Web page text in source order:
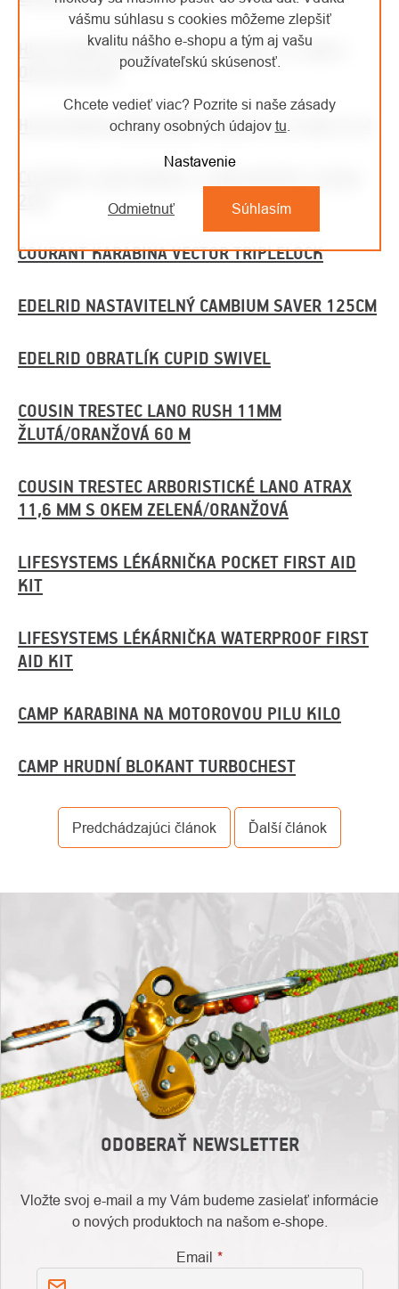
vášmu súhlasu s cookies môžeme zlepšiť
kvalitu nášho e-shopu a tým aj vašu
používateľskú skúsenosť.
Chcete vedieť viac? Pozrite si naše zásady
ochrany osobných údajov tu
Nastavenie
Odmietnuť Súhlasím
HUSQVARNA ARBORISTICKÉ LANO 11,5 MM S
HUSQVARNA NAHAZOVACÍ LANKO 1,75 MM 55 M
COURANT KARABINA VECTOR TRIPLELOCK
EDELRID NASTAVITELNÝ CAMBIUM SAVER 125CM
EDELRID OBRATLÍK CUPID SWIVEL
COUSIN TRESTEC LANO RUSH 11MM
ŽLUTÁ/ORANŽOVÁ 60 M
COUSIN TRESTEC ARBORISTICKÉ LANO ATRAX
11,6 MM S OKEM ZELENÁ/ORANŽOVÁ
LIFESYSTEMS LÉKÁRNIČKA POCKET FIRST AID
KIT
LIFESYSTEMS LÉKÁRNIČKA WATERPROOF FIRST
AID KIT
CAMP KARABINA NA MOTOROVOU PILU KILO
CAMP HRUDNÍ BLOKANT TURBOCHEST
Predchádzajúci článok Ďalší článok
ODOBERAŤ NEWSLETTER
Vložte svoj e-mail a my Vám budeme zasielať informácie
o nových produktoch na našom e-shope.
Email